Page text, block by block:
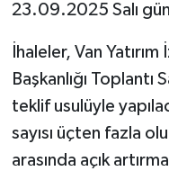
23.09.2025 Salı
İhaleler, Van
Başkanlığı Toplantı
teklif usulüyle
sayısı üçten fazla
arasında açık